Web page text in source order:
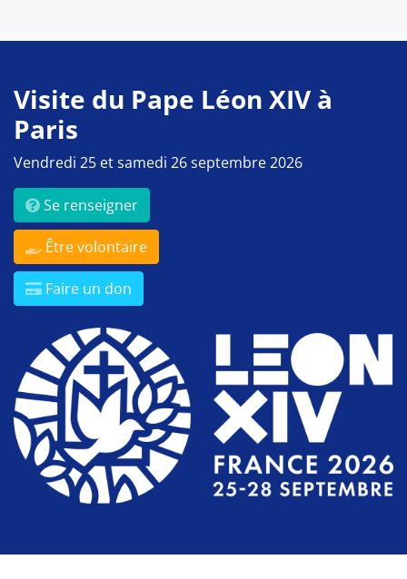
Visite du Pape Léon XIV à
Paris
Vendredi 25 et samedi 26 septembre 2026
Se renseigner
Être volontaire
Faire un don